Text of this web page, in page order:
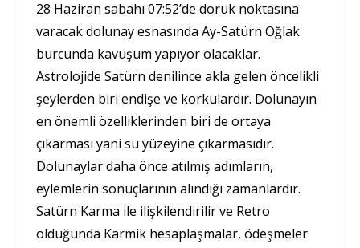
28 Haziran sabahı 07:52’de doruk noktasına
varacak dolunay esnasında Ay-Satürn Oğlak
burcunda kavuşum yapıyor olacaklar.
Astrolojide Satürn denilince akla gelen öncelikli
şeylerden biri endişe ve korkulardır. Dolunayın
en önemli özelliklerinden biri de ortaya
çıkarması yani su yüzeyine çıkarmasıdır.
Dolunaylar daha önce atılmış adımların,
eylemlerin sonuçlarının alındığı zamanlardır.
Satürn Karma ile ilişkilendirilir ve Retro
olduğunda Karmik hesaplaşmalar, ödeşmeler